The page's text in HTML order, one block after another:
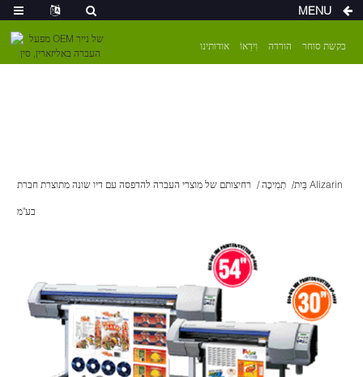
אודותינו וִידֵאוֹ הורדה בקשת סוחר
בַּיִת תְמִיכָה רחיצותם של מוצרי העברה להדפסה עם דיו שונה מתוצרת חברת Alizarin
בע"מ
MENU